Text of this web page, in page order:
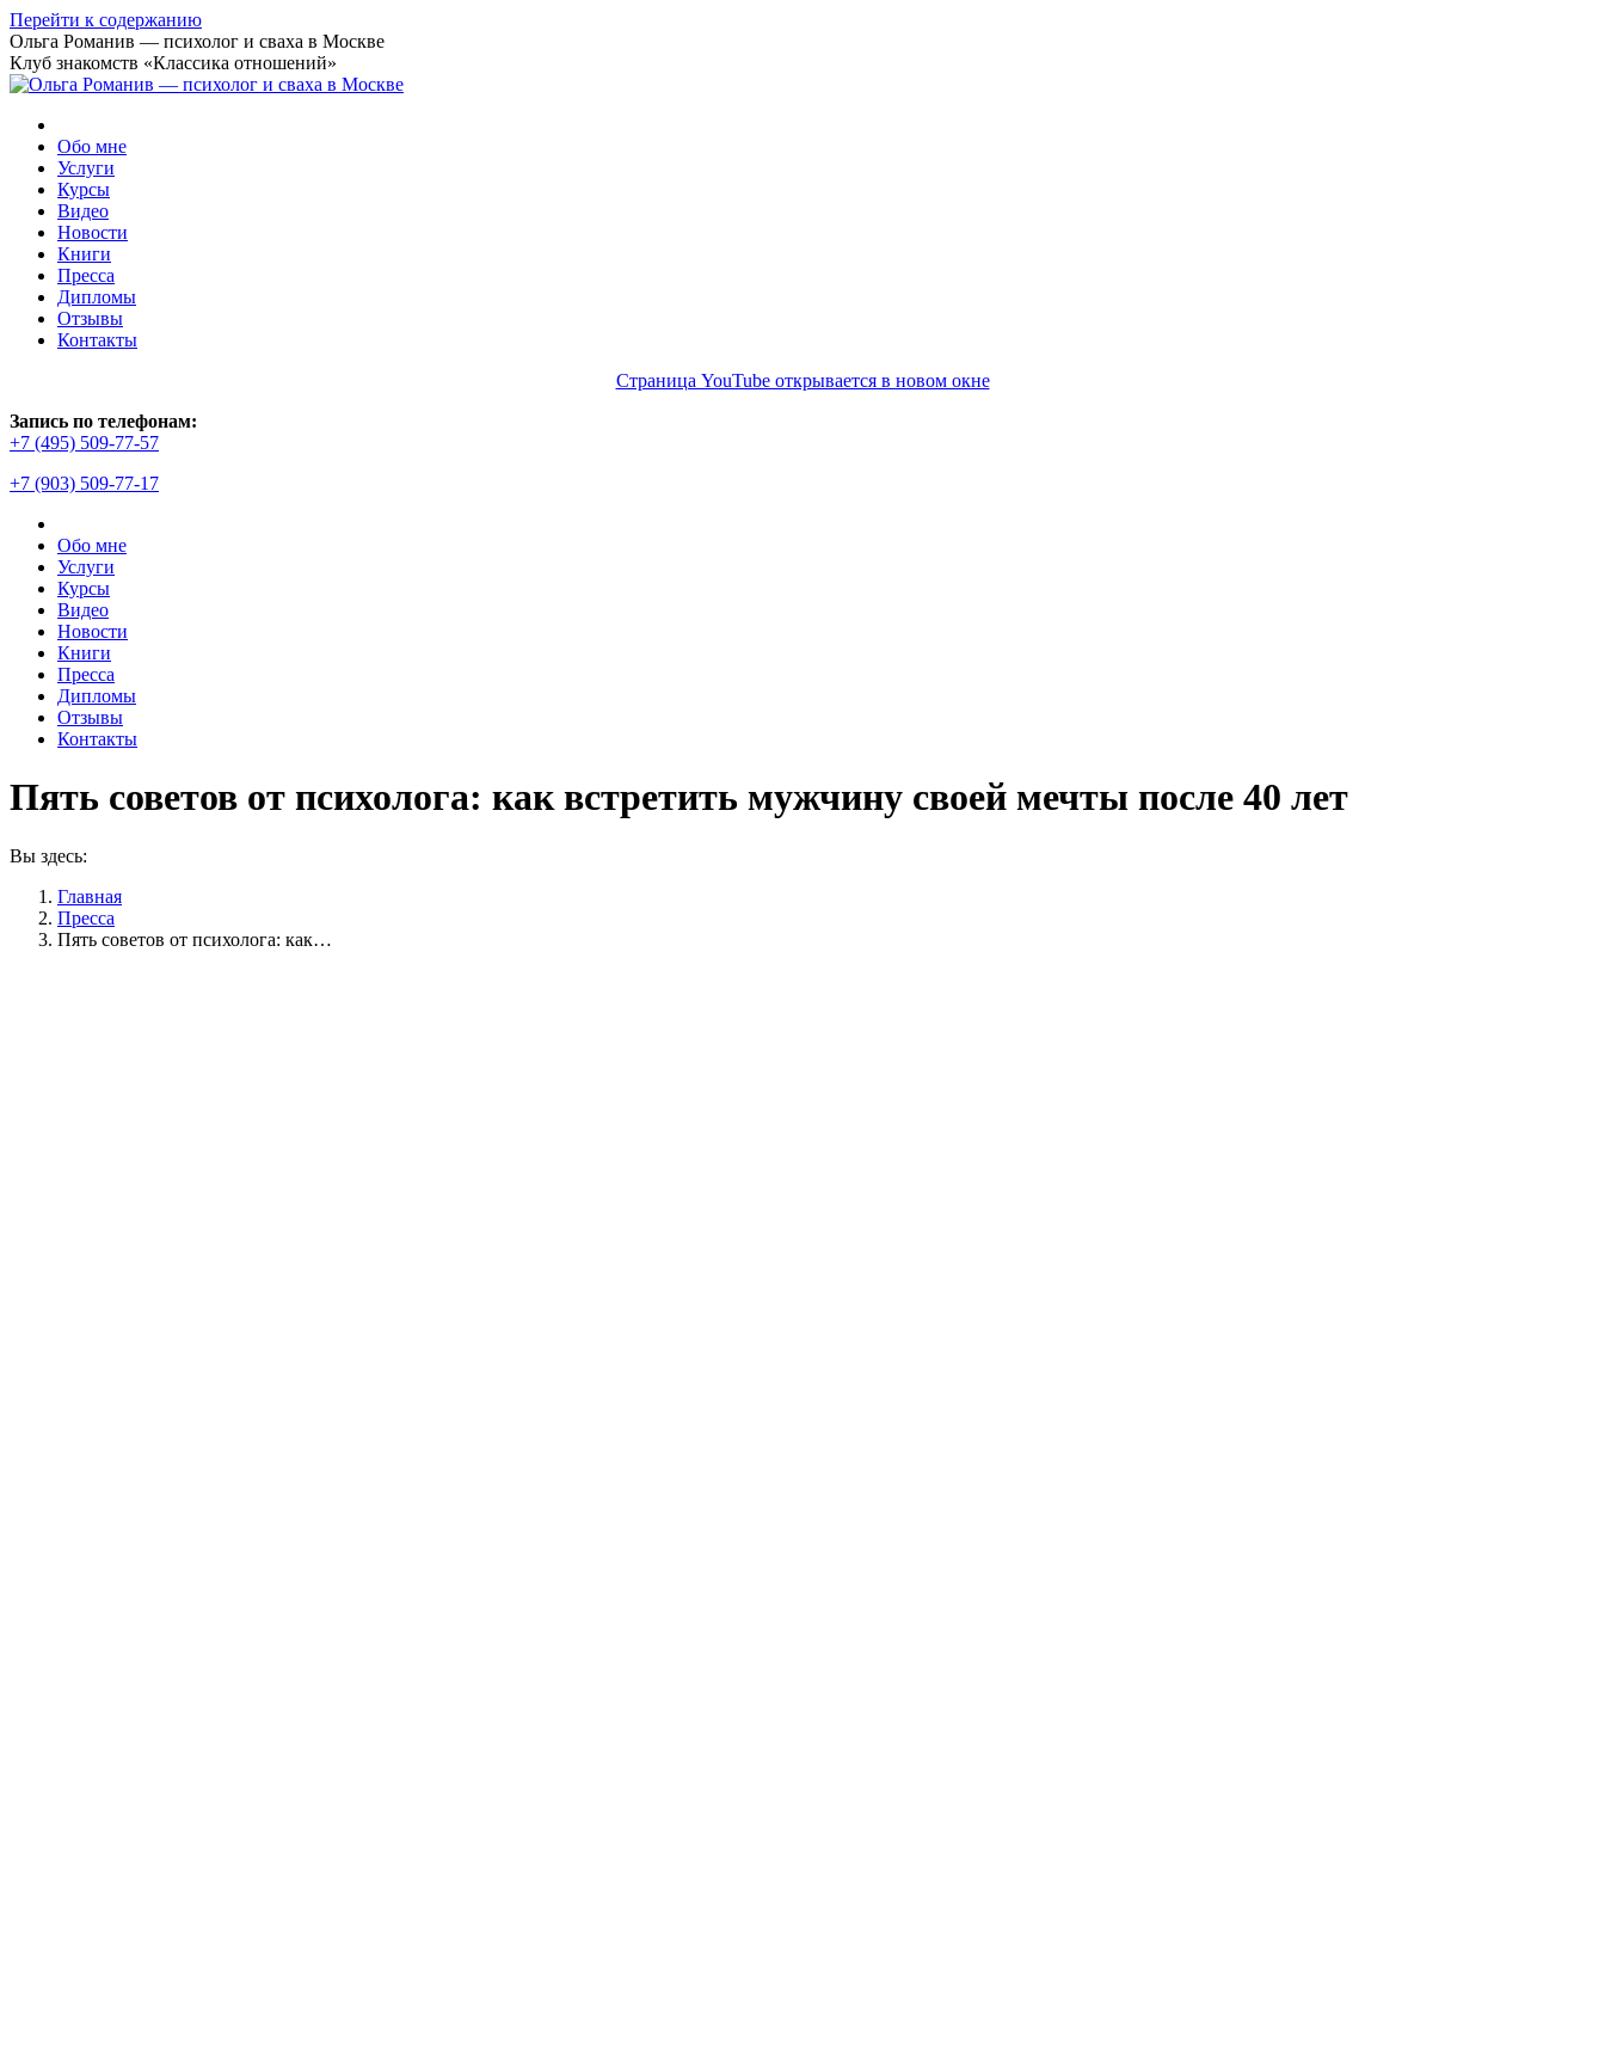
Перейти к содержанию
Ольга Романив — психолог и сваха в Москве
Клуб знакомств «Классика отношений»
Обо мне
Услуги
Курсы
Видео
Новости
Книги
Пресса
Дипломы
Отзывы
Контакты
Страница YouTube открывается в новом окне
Запись по телефонам:
+7 (495) 509-77-57
+7 (903) 509-77-17
Обо мне
Услуги
Курсы
Видео
Новости
Книги
Пресса
Дипломы
Отзывы
Контакты
Пять советов от психолога: как встретить мужчину своей мечты после 40 лет
Вы здесь:
Главная
Пресса
Пять советов от психолога: как…